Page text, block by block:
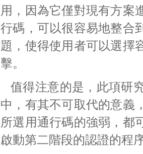
用，因為它僅對現有方案
行碼，可以很容易地整合
題，使得使用者可以選擇
擊。
值得注意的是，此項研
中，有其不可取代的意義
所選用通行碼的強弱，都
啟動第二階段的認證的程